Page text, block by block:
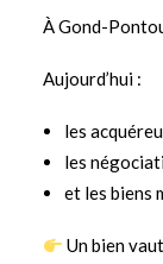
À Gond-
Aujourd’hui :
les
les
et les biens
Un bien